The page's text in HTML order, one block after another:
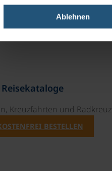
Ablehnen
Kreuzfahrten und
BESTELLEN